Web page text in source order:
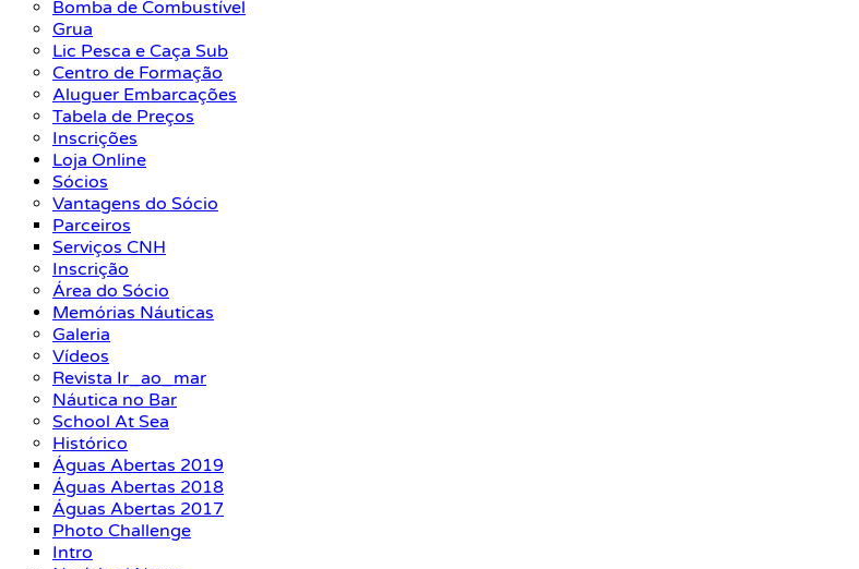
Bomba de Combustível
Grua
Lic Pesca e Caça Sub
Centro de Formação
Aluguer Embarcações
Tabela de Preços
Inscrições
Loja Online
Sócios
Vantagens do Sócio
Parceiros
Serviços CNH
Inscrição
Área do Sócio
Memórias Náuticas
Galeria
Vídeos
Revista Ir_ao_mar
Náutica no Bar
School At Sea
Histórico
Águas Abertas 2019
Águas Abertas 2018
Águas Abertas 2017
Photo Challenge
Intro